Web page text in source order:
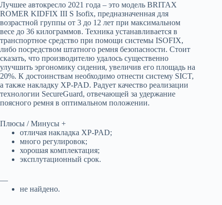
Лучшее автокресло 2021 года – это модель BRITAX
ROMER KIDFIX III S Isofix, предназначенная для
возрастной группы от 3 до 12 лет при максимальном
весе до 36 килограммов. Техника устанавливается в
транспортное средство при помощи системы ISOFIX,
либо посредством штатного ремня безопасности. Стоит
сказать, что производителю удалось существенно
улучшить эргономику сидения, увеличив его площадь на
20%. К достоинствам необходимо отнести систему SICT,
а также накладку XP-PAD. Радует качество реализации
технологии SecureGuard, отвечающей за удержание
поясного ремня в оптимальном положении.
Плюсы / Минусы +
отличая накладка XP-PAD;
много регулировок;
хорошая комплектация;
эксплутационный срок.
—
не найдено.